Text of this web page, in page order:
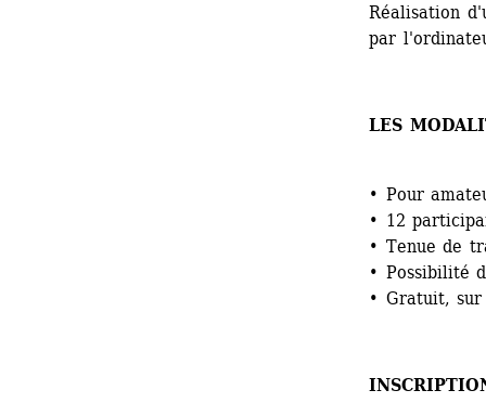
Réalisation
par
LES
• Pour
• 12
• Tenue de
• Possibilité
• Gratuit,